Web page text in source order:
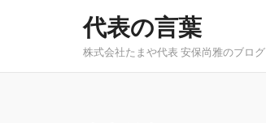
代表の言葉
株式会社たまや代表 安保尚雅のブログ